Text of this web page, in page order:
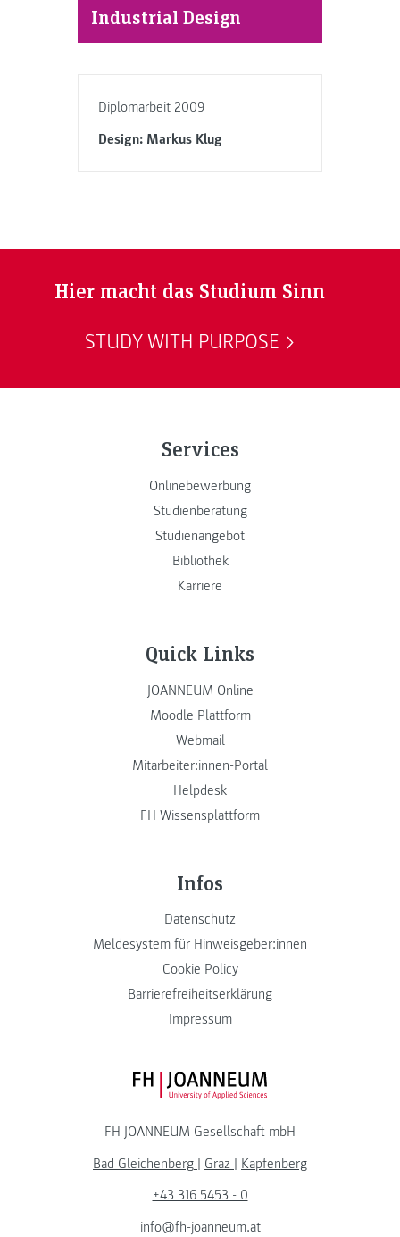
Industrial Design
Diplomarbeit 2009
Design: Markus Klug
Hier macht das Studium Sinn
STUDY WITH PURPOSE
Services
Onlinebewerbung
Studienberatung
Studienangebot
Bibliothek
Karriere
Quick Links
JOANNEUM Online
Moodle Plattform
Webmail
Mitarbeiter:innen-Portal
Helpdesk
FH Wissensplattform
Infos
Datenschutz
Meldesystem für Hinweisgeber:innen
Cookie Policy
Barrierefreiheitserklärung
Impressum
FH JOANNEUM Logo
FH JOANNEUM Gesellschaft mbH
Bad Gleichenberg | Graz | Kapfenberg
+43 316 5453 - 0
info@fh-joanneum.at